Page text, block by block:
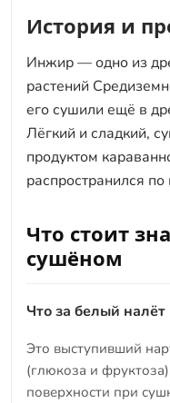
История и
Инжир — одно из
растений
его сушили ещё в
Лёгкий и сладкий,
продуктом
распространился
Что стоит
сушёном
Что за белый
Это выступивший
(глюкоза и
поверхности при